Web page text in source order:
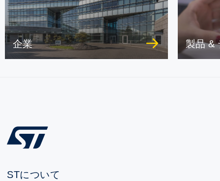
企業 製品 &
STについて